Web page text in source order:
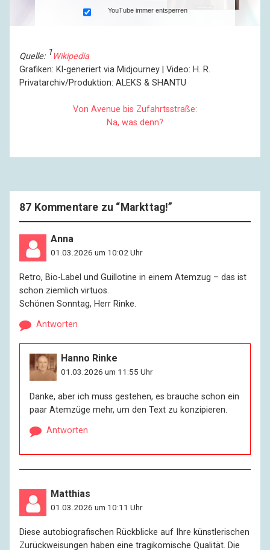
YouTube immer entsperren
Quelle: 1Wikipedia
Grafiken: Kl-generiert via Midjourney | Video: H. R.
Privatarchiv/Produktion: ALEKS & SHANTU
Von Avenue bis Zufahrtsstraße:
Na, was denn?
87 Kommentare zu “ Markttag!”
Anna
01.03.2026 um 10:02 Uhr
Retro, Bio-Label und Guillotine in einem Atemzug – das ist
schon ziemlich virtuos.
Schönen Sonntag, Herr Rinke.
Antworten
Hanno Rinke
01.03.2026 um 11:55 Uhr
Danke, aber ich muss gestehen, es brauche schon ein
paar Atemzüge mehr, um den Text zu konzipieren.
Antworten
Matthias
01.03.2026 um 10:11 Uhr
Diese autobiografischen Rückblicke auf Ihre künstlerischen
Zurückweisungen haben eine tragikomische Qualität. Die